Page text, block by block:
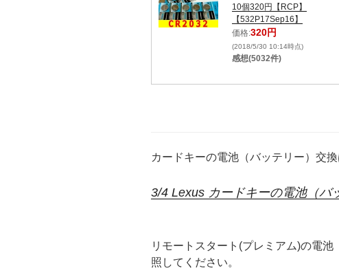
10個320円【RCP】
【532P17Sep16】
価格:320円
(2018/5/30 10:14時点)
感想(5032件)
カードキーの電池（バッテリー）交
3/4 Lexus カードキーの電池（バ
リモートスタート(プレミアム)の電
照してください。